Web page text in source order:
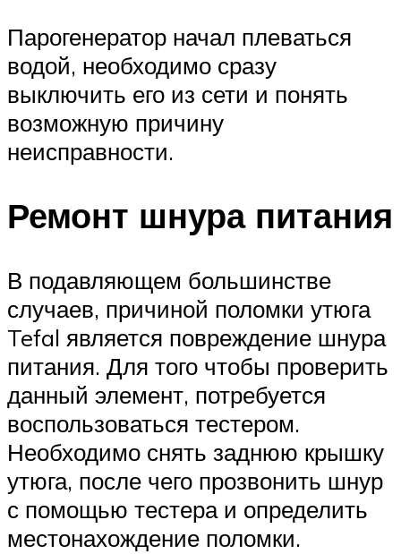
Парогенератор начал плеваться
водой, необходимо сразу
выключить его из сети и понять
возможную причину
неисправности.
Ремонт шнура питания
В подавляющем большинстве
случаев, причиной поломки утюга
Tefal является повреждение шнура
питания. Для того чтобы проверить
данный элемент, потребуется
воспользоваться тестером.
Необходимо снять заднюю крышку
утюга, после чего прозвонить шнур
с помощью тестера и определить
местонахождение поломки.